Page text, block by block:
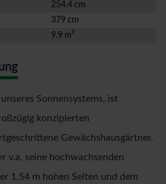
254.4 cm
379 cm
9.9 m²
Sonnensystems, ist
konzipierten
Gewächshausgärtner.
v.a. seine hochwachsenden
1,54 m hohen Seiten und dem